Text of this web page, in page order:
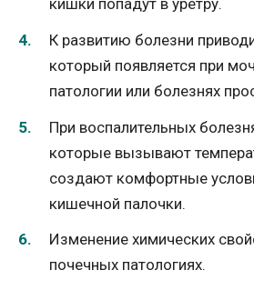
К развитию болезни
который появляется при
патологии или болезнях
При воспалительных
которые вызывают
создают комфортные
кишечной палочки.
Изменение химических
почечных патологиях.